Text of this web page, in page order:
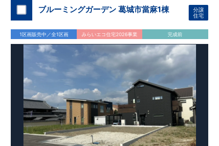
気軽にご連絡ください！
ブルーミングガーデン 葛城市當麻1棟
分譲
住宅
1区画販売中／全1区画 みらいエコ住宅2026事業 完成前